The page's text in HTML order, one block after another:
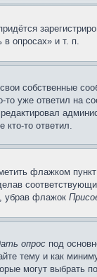
опросах» и т. п.
собственные
уже ответил на
кто-то ответил.
флажком пункт
убрав флажок
опрос под
тему и как
могут выбрать